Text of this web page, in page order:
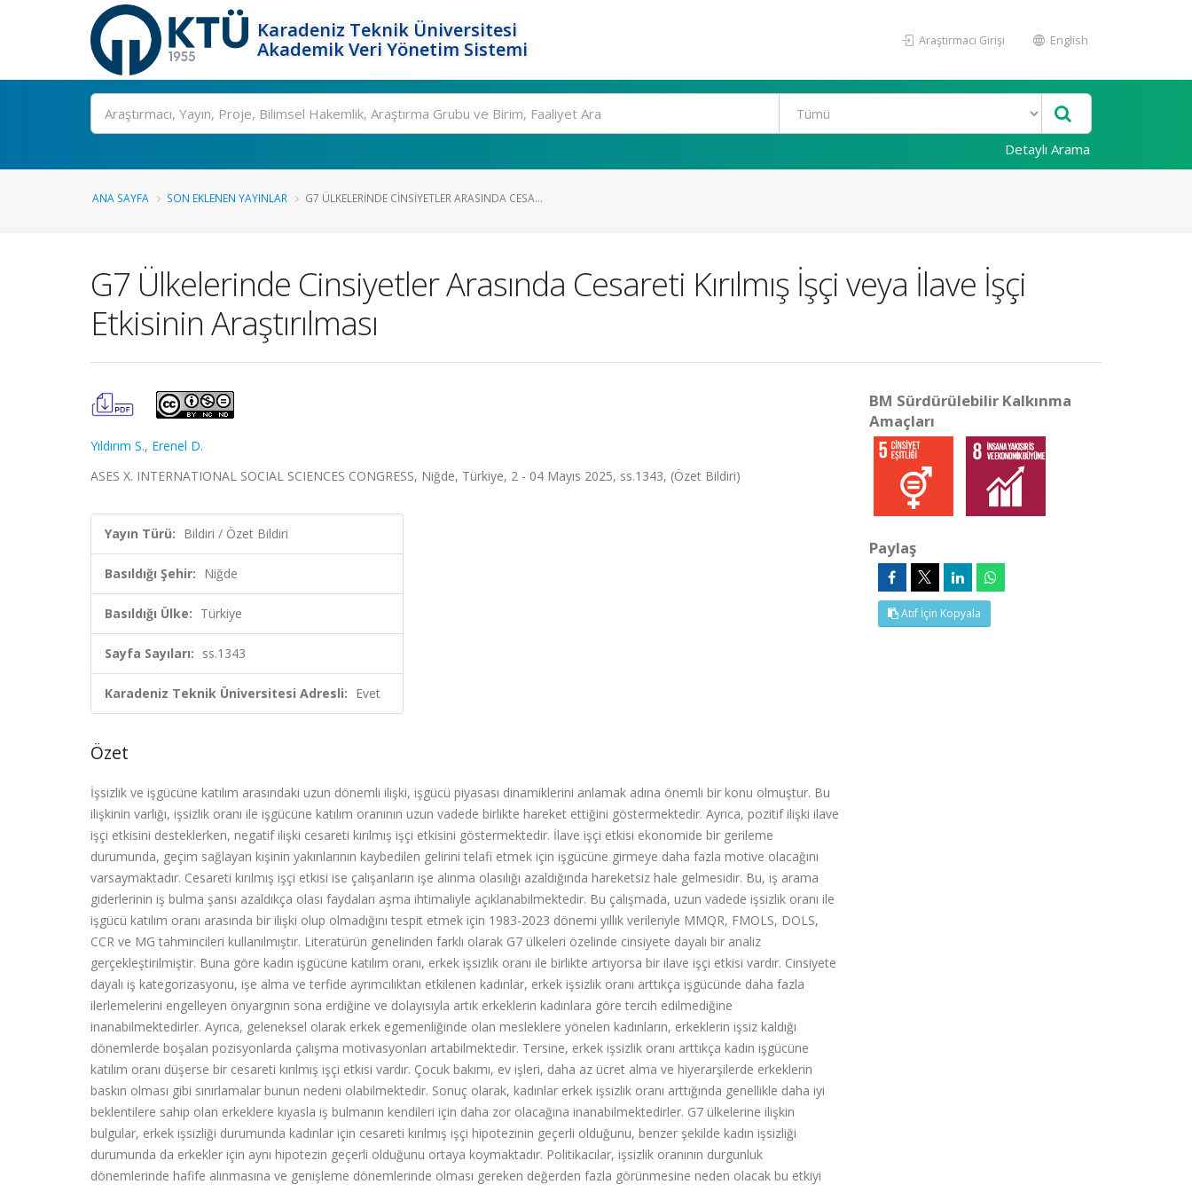
Karadeniz Teknik Üniversitesi
Akademik Veri Yönetim Sistemi
Araştırmacı Girişi English
Ara
Detaylı Arama
ANA SAYFA SON EKLENEN YAYINLAR G7 ÜLKELERINDE CINSIYETLER ARASINDA CESA...
G7 Ülkelerinde Cinsiyetler Arasında Cesareti Kırılmış İşçi veya İlave İşçi
Etkisinin Araştırılması
Yıldırım S., Erenel D.
ASES X. INTERNATIONAL SOCIAL SCIENCES CONGRESS, Niğde, Türkiye, 2 - 04 Mayıs 2025, ss.1343, (Özet Bildiri)
Yayın Türü: Bildiri / Özet Bildiri
Basıldığı Şehir: Niğde
Basıldığı Ülke: Türkiye
Sayfa Sayıları: ss.1343
Karadeniz Teknik Üniversitesi Adresli: Evet
Özet
İşsizlik ve işgücüne katılım arasındaki uzun dönemli ilişki, işgücü piyasası dinamiklerini anlamak adına önemli bir konu olmuştur. Bu
ilişkinin varlığı, işsizlik oranı ile işgücüne katılım oranının uzun vadede birlikte hareket ettiğini göstermektedir. Ayrıca, pozitif ilişki ilave
işçi etkisini desteklerken, negatif ilişki cesareti kırılmış işçi etkisini göstermektedir. İlave işçi etkisi ekonomide bir gerileme
durumunda, geçim sağlayan kişinin yakınlarının kaybedilen gelirini telafi etmek için işgücüne girmeye daha fazla motive olacağını
varsaymaktadır. Cesareti kırılmış işçi etkisi ise çalışanların işe alınma olasılığı azaldığında hareketsiz hale gelmesidir. Bu, iş arama
giderlerinin iş bulma şansı azaldıkça olası faydaları aşma ihtimaliyle açıklanabilmektedir. Bu çalışmada, uzun vadede işsizlik oranı ile
işgücü katılım oranı arasında bir ilişki olup olmadığını tespit etmek için 1983-2023 dönemi yıllık verileriyle MMQR, FMOLS, DOLS,
CCR ve MG tahmincileri kullanılmıştır. Literatürün genelinden farklı olarak G7 ülkeleri özelinde cinsiyete dayalı bir analiz
gerçekleştirilmiştir. Buna göre kadın işgücüne katılım oranı, erkek işsizlik oranı ile birlikte artıyorsa bir ilave işçi etkisi vardır. Cinsiyete
dayalı iş kategorizasyonu, işe alma ve terfide ayrımcılıktan etkilenen kadınlar, erkek işsizlik oranı arttıkça işgücünde daha fazla
ilerlemelerini engelleyen önyargının sona erdiğine ve dolayısıyla artık erkeklerin kadınlara göre tercih edilmediğine
inanabilmektedirler. Ayrıca, geleneksel olarak erkek egemenliğinde olan mesleklere yönelen kadınların, erkeklerin işsiz kaldığı
dönemlerde boşalan pozisyonlarda çalışma motivasyonları artabilmektedir. Tersine, erkek işsizlik oranı arttıkça kadın işgücüne
katılım oranı düşerse bir cesareti kırılmış işçi etkisi vardır. Çocuk bakımı, ev işleri, daha az ücret alma ve hiyerarşilerde erkeklerin
baskın olması gibi sınırlamalar bunun nedeni olabilmektedir. Sonuç olarak, kadınlar erkek işsizlik oranı arttığında genellikle daha iyi
beklentilere sahip olan erkeklere kıyasla iş bulmanın kendileri için daha zor olacağına inanabilmektedirler. G7 ülkelerine ilişkin
bulgular, erkek işsizliği durumunda kadınlar için cesareti kırılmış işçi hipotezinin geçerli olduğunu, benzer şekilde kadın işsizliği
durumunda da erkekler için aynı hipotezin geçerli olduğunu ortaya koymaktadır. Politikacılar, işsizlik oranının durgunluk
dönemlerinde hafife alınmasına ve genişleme dönemlerinde olması gereken değerden fazla görünmesine neden olacak bu etkiyi
BM Sürdürülebilir Kalkınma
Amaçları
Paylaş
Atıf İçin Kopyala